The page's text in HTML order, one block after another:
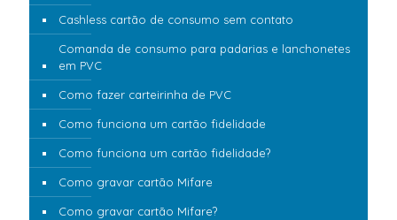
Cashless cartão de consumo sem contato
Comanda de consumo para padarias e lanchonetes
em PVC
Como fazer carteirinha de PVC
Como funciona um cartão fidelidade
Como funciona um cartão fidelidade?
Como gravar cartão Mifare
Como gravar cartão Mifare?